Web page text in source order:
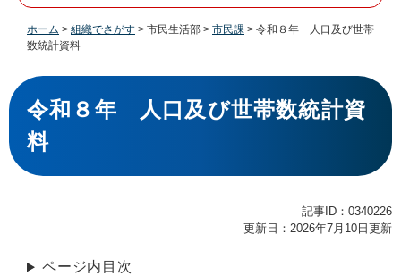
ホーム > 組織でさがす > 市民生活部 > 市民課 > 令和８年 人口及び世帯
数統計資料
本
文
令和８年 人口及び世帯数統計資
料
記事ID：0340226
更新日：2026年7月10日更新
ページ内目次